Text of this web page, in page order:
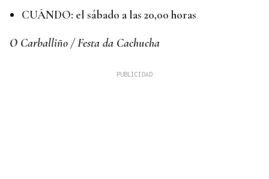
CUÁNDO: el sábado a las 20,00 horas
O Carballiño / Festa da Cachucha